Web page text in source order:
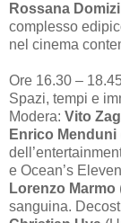
Rossana Domizi
complesso
nel cinema
Ore 16.30 –
Spazi, tempi e
Modera: Vito
Enrico Menduni
e Ocean’s
Lorenzo Marmo
sanguina.